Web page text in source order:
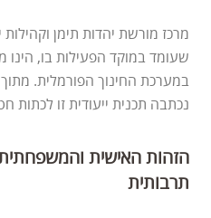
מרכז מורשת יהדות תימן וקהילות
שעומד במוקד הפעילות בו,
במערכת החינוך הפורמלית.
נכתבה תכנית ייעודית זו לכתות
הזהות האישית
תרבותית